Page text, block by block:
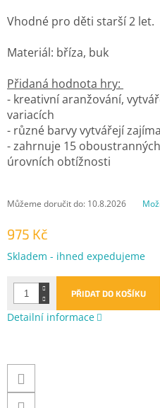
975 Kč
Měrná
Skladem - ihned expedujeme
Můžeme doručit do: 10.8.2026
PŘIDAT DO KOŠÍKU
Vhodné pro děti starší 2 let.
Materiál: bříza, buk
Přidaná hodnota hry:
- kreativní aranžování,
variacích
- různé barvy vytvářejí
- zahrnuje 15
úrovních obtížnosti
Detailní informace